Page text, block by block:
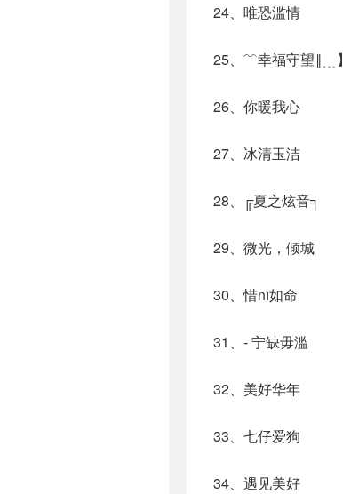
24、唯恐滥情
25、﹌幸福守望‖﹍】
26、你暖我心
27、冰清玉洁
28、╔夏之炫音╕
29、微光，倾城
30、惜nī如命
31、- 宁缺毋滥
32、美好华年
33、七仔爱狗
34、遇见美好